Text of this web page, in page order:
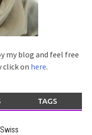
my blog and feel free
click on here.
TAGS